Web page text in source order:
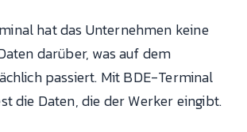
hat das Unternehmen keine
darüber, was auf dem
passiert. Mit BDE-Terminal
die Daten, die der Werker eingibt.